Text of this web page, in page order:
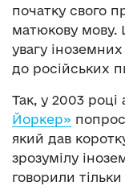
початку свого
матюкову мову.
увагу
до російських
Так, у 2003
Йоркер»
який дав
зрозумілу
говорили тільки